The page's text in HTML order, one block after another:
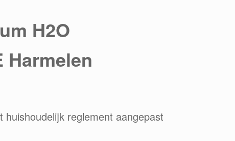
H2O
Harmelen
reglement aangepast